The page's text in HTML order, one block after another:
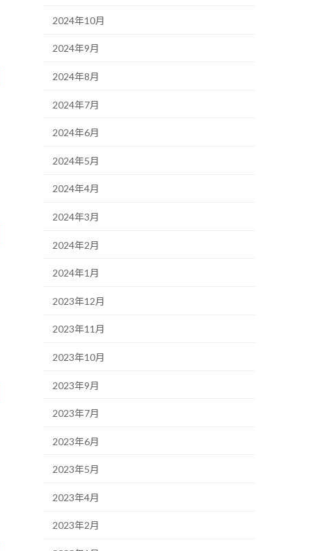
2024年10月
2024年9月
2024年8月
2024年7月
2024年6月
2024年5月
2024年4月
2024年3月
2024年2月
2024年1月
2023年12月
2023年11月
2023年10月
2023年9月
2023年7月
2023年6月
2023年5月
2023年4月
2023年2月